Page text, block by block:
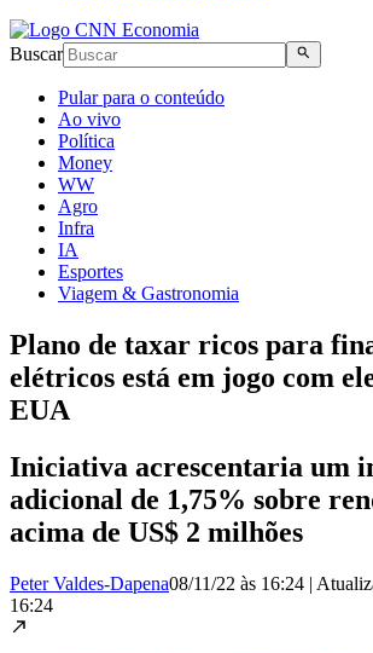
Buscar
Pular para o conteúdo
Ao vivo
Política
Money
WW
Agro
Infra
IA
Esportes
Viagem & Gastronomia
Plano de taxar ricos para
elétricos está em jogo com
EUA
Iniciativa acrescentaria um
adicional de 1,75% sobre
acima de US$ 2 milhões
Peter Valdes-Dapena08/11/22 às 16:24 |
16:24